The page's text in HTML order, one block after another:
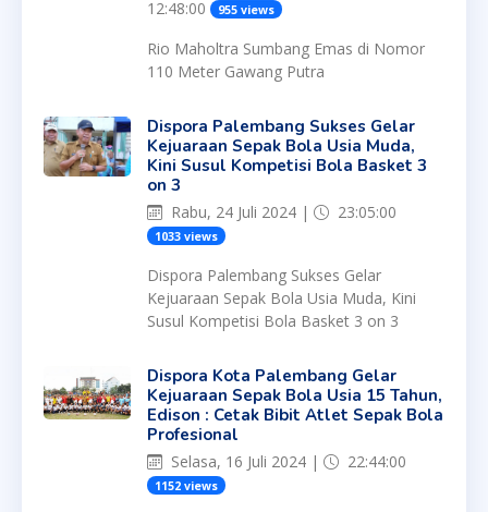
12:48:00
955 views
Rio Maholtra Sumbang Emas di Nomor
110 Meter Gawang Putra
Dispora Palembang Sukses Gelar
Kejuaraan Sepak Bola Usia Muda,
Kini Susul Kompetisi Bola Basket 3
on 3
Rabu, 24 Juli 2024 | 23:05:00
1033 views
Dispora Palembang Sukses Gelar
Kejuaraan Sepak Bola Usia Muda, Kini
Susul Kompetisi Bola Basket 3 on 3
Dispora Kota Palembang Gelar
Kejuaraan Sepak Bola Usia 15 Tahun,
Edison : Cetak Bibit Atlet Sepak Bola
Profesional
Selasa, 16 Juli 2024 | 22:44:00
1152 views